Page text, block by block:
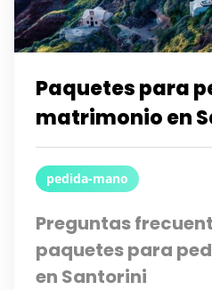
Paquetes para
matrimonio en
pedida-mano
Preguntas
paquetes para
en Santorini